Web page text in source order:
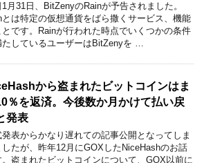
月31日、BitZenyのRainが予告されました。
とは特定の仮想通貨をばら撒くサービス、機能
とです。Rainが行われた時点でいくつかの条件
たしているユーザーはBitZenyを …
から盗まれたビットコインはま
％を返済。今後数か月かけて払い戻
発表
発表からかなり遅れての記事公開となってしま
したが、昨年12月にGOXしたNiceHashのお話
。盗まれたビットコインについて、GOX以前に